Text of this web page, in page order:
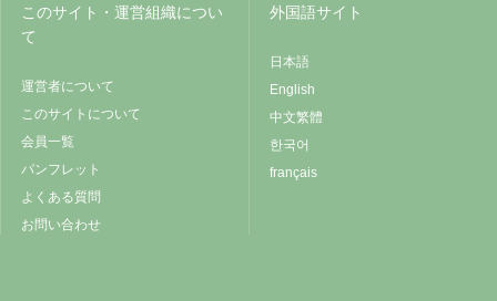
このサイト・運営組織につい
て
運営者について
このサイトについて
会員一覧
パンフレット
よくある質問
お問い合わせ
外国語サイト
日本語
English
中文繁體
한국어
français